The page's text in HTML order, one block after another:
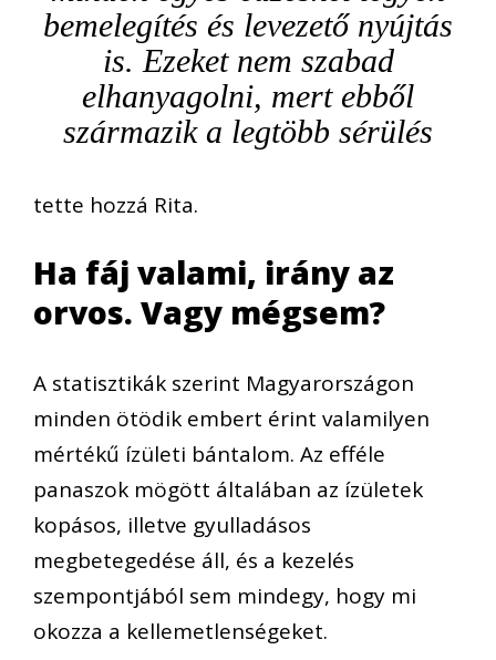
bemelegítés és levezető nyújtás
is. Ezeket nem szabad
elhanyagolni, mert ebből
származik a legtöbb sérülés
tette hozzá Rita.
Ha fáj valami, irány az
orvos. Vagy mégsem?
A statisztikák szerint Magyarországon
minden ötödik embert érint valamilyen
mértékű ízületi bántalom. Az efféle
panaszok mögött általában az ízületek
kopásos, illetve gyulladásos
megbetegedése áll, és a kezelés
szempontjából sem mindegy, hogy mi
okozza a kellemetlenségeket.